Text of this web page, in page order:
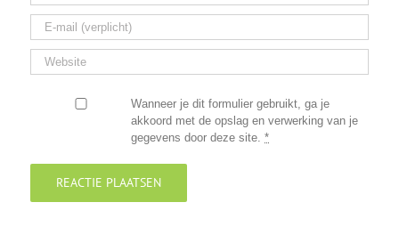
Wanneer je dit formulier gebruikt, ga je
akkoord met de opslag en verwerking van je
gegevens door deze site.*